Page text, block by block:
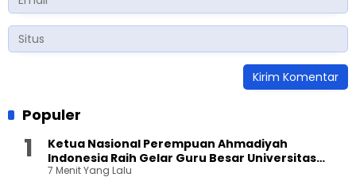
Populer
Ketua Nasional Perempuan Ahmadiyah
Indonesia Raih Gelar Guru Besar Universitas
Terbuka
7 Menit Yang Lalu